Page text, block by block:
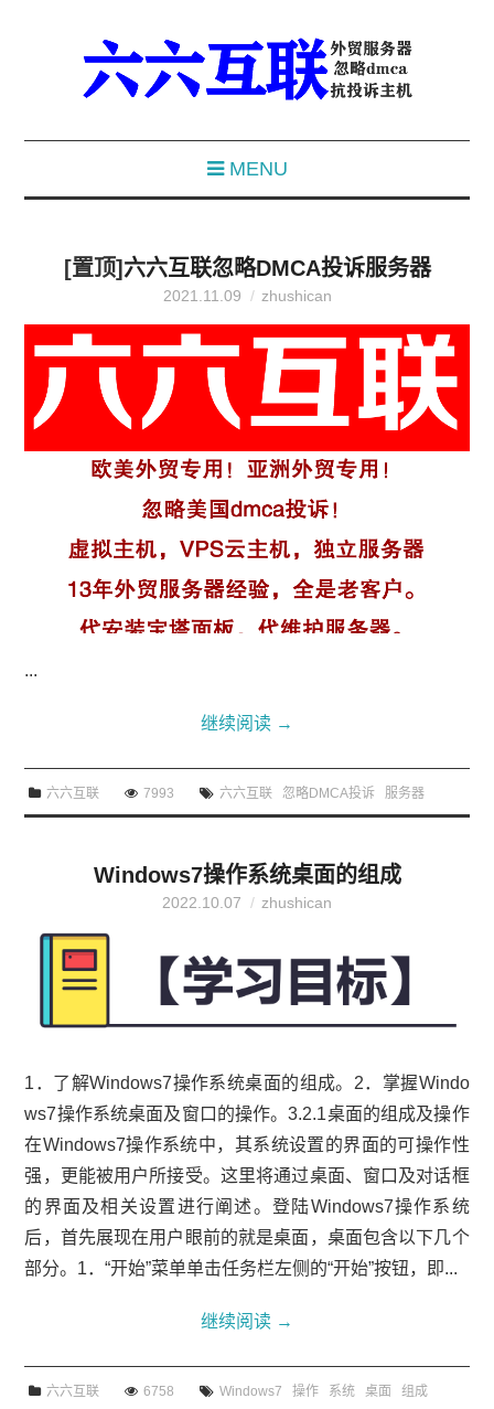
MENU
[置顶] 六六互联忽略DMCA投诉服务器
2021.11.09 zhushican
...
继续阅读 →
六六互联 7993 六六互联 忽略DMCA投诉 服务器
Windows7操作系统桌面的组成
2022.10.07 zhushican
1．了解Windows7操作系统桌面的组成。2．掌握Windo
ws7操作系统桌面及窗口的操作。3.2.1桌面的组成及操作
在Windows7操作系统中，其系统设置的界面的可操作性
强，更能被用户所接受。这里将通过桌面、窗口及对话框
的界面及相关设置进行阐述。登陆Windows7操作系统
后，首先展现在用户眼前的就是桌面，桌面包含以下几个
部分。1．“开始”菜单单击任务栏左侧的“开始”按钮，即...
继续阅读 →
六六互联 6758 Windows7 操作 系统 桌面 组成